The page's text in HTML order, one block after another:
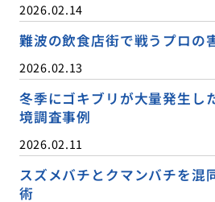
2026.02.14
難波の飲食店街で戦うプロの
2026.02.13
冬季にゴキブリが大量発生し
境調査事例
2026.02.11
スズメバチとクマンバチを混
術